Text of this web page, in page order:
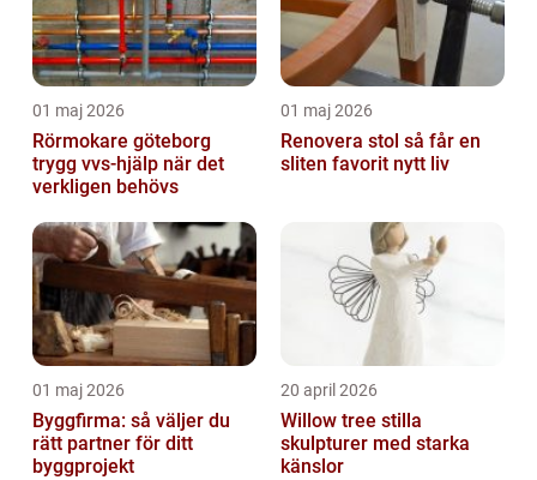
01 maj 2026
Rörmokare göteborg
trygg vvs-hjälp när det
verkligen behövs
01 maj 2026
Renovera stol så får en
sliten favorit nytt liv
01 maj 2026
Byggfirma: så väljer du
rätt partner för ditt
byggprojekt
20 april 2026
Willow tree stilla
skulpturer med starka
känslor